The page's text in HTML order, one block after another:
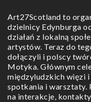
Art27Scotland to
dzielnicy Edynburga
działań z lokalną
artystów. Teraz do
dołączyli i polscy
Motyka. Głównym
międzyludzkich więzi
spotkania i warsztaty.
na interakcje,